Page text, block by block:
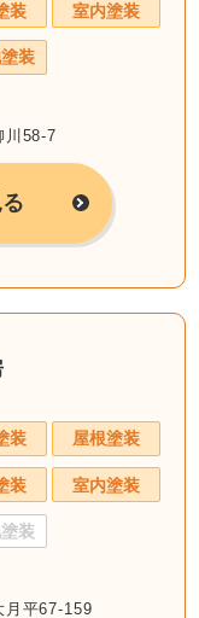
装 室内塗装
装
58-7
装 屋根塗装
装 室内塗装
装
平67-159